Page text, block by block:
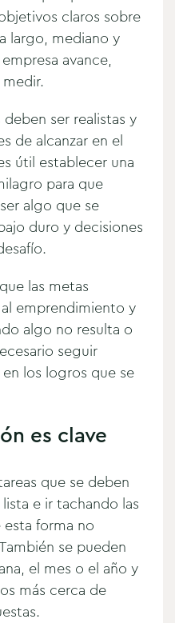
claros sobre
largo, mediano y
avance,
ser realistas y
de alcanzar en el
útil establecer una
para que
algo que se
duro y decisiones
las metas
emprendimiento y
algo no resulta o
seguir
los logros que se
es clave
que se deben
e ir tachando las
esta forma no
se pueden
el mes o el año y
más cerca de